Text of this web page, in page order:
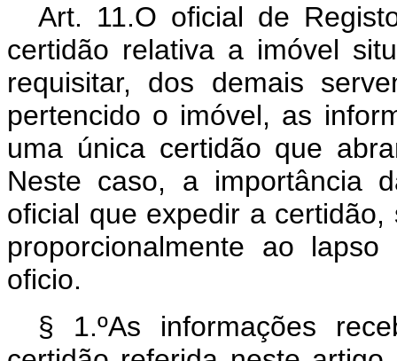
Art. 11.O oficial de
certidão relativa a imóvel
requisitar, dos demais
pertencido o imóvel, as
uma única certidão que
Neste caso, a importância
oficial que expedir a
proporcionalmente ao
oficio.
§ 1.ºAs informações